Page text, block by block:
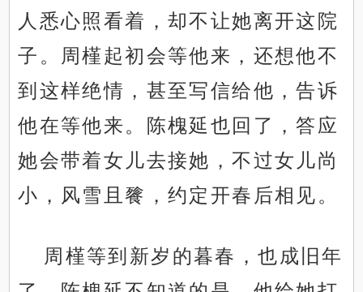
人悉心照看着，却不让她离开这院
子。周槿起初会等他来，还想他不
到这样绝情，甚至写信给他，告诉
他在等他来。陈槐延也回了，答应
她会带着女儿去接她，不过女儿尚
小，风雪且餮，约定开春后相见。
周槿等到新岁的暮春，也成旧年